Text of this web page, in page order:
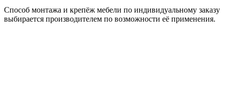
Способ монтажа и крепёж мебели по индивидуальному заказу
выбирается производителем по возможности её применения.